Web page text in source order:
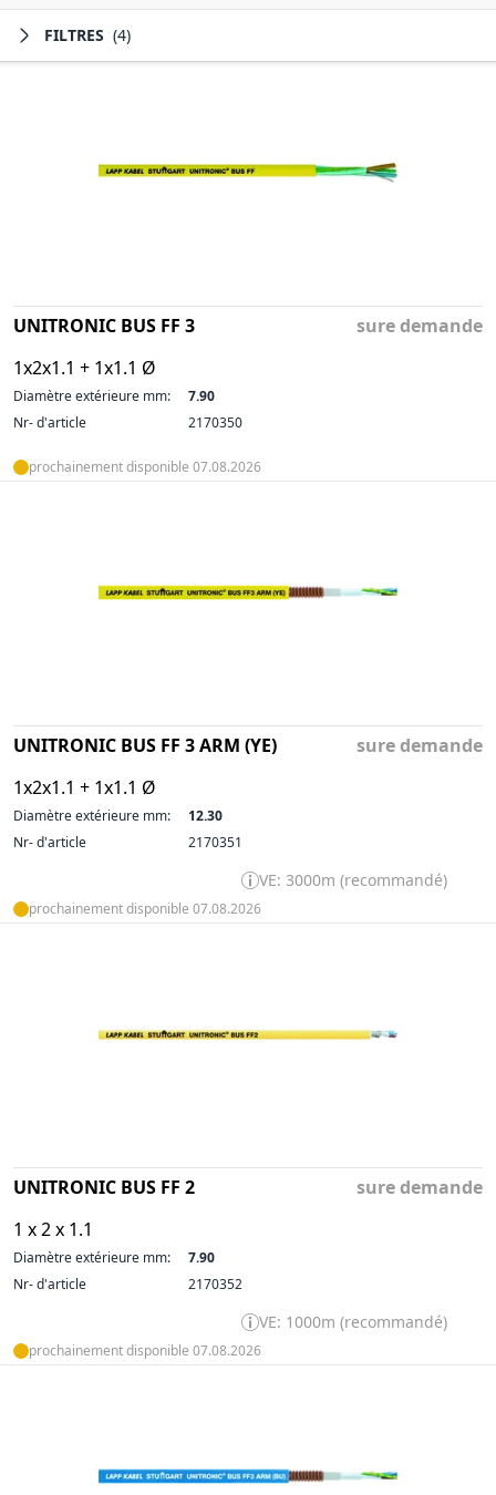
FILTRES (4)
UNITRONIC BUS FF 3
1x2x1.1 + 1x1.1 Ø
sure demande
Diamètre extérieure mm:
7.90
Nr- d'article
2170350
prochainement disponible 07.08.2026
UNITRONIC BUS FF 3 ARM (YE)
1x2x1.1 + 1x1.1 Ø
sure demande
Diamètre extérieure mm:
12.30
Nr- d'article
2170351
VE: 3000m (recommandé)
prochainement disponible 07.08.2026
UNITRONIC BUS FF 2
1 x 2 x 1.1
sure demande
Diamètre extérieure mm:
7.90
Nr- d'article
2170352
VE: 1000m (recommandé)
prochainement disponible 07.08.2026